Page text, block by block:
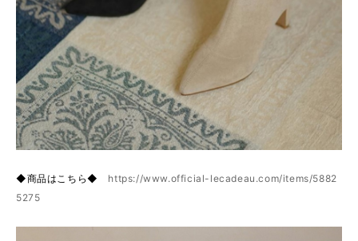
◆商品はこちら◆ https://www.official-lecadeau.com/items/5882
5275